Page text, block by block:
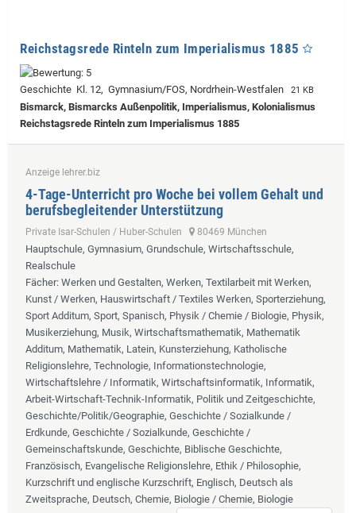
Reichstagsrede Rinteln zum Imperialismus 1885
Geschichte Kl. 12, Gymnasium/FOS, Nordrhein-Westfalen 21 KB
Bismarck, Bismarcks Außenpolitik, Imperialismus, Kolonialismus
Reichstagsrede Rinteln zum Imperialismus 1885
Anzeige lehrer.biz
4-Tage-Unterricht pro Woche bei vollem Gehalt und
berufsbegleitender Unterstützung
Private Isar-Schulen / Huber-Schulen 80469 München
Hauptschule, Gymnasium, Grundschule, Wirtschaftsschule,
Realschule
Fächer: Werken und Gestalten, Werken, Textilarbeit mit Werken,
Kunst / Werken, Hauswirtschaft / Textiles Werken, Sporterziehung,
Sport Additum, Sport, Spanisch, Physik / Chemie / Biologie, Physik,
Musikerziehung, Musik, Wirtschaftsmathematik, Mathematik
Additum, Mathematik, Latein, Kunsterziehung, Katholische
Religionslehre, Technologie, Informationstechnologie,
Wirtschaftslehre / Informatik, Wirtschaftsinformatik, Informatik,
Arbeit-Wirtschaft-Technik-Informatik, Politik und Zeitgeschichte,
Geschichte/Politik/Geographie, Geschichte / Sozialkunde /
Erdkunde, Geschichte / Sozialkunde, Geschichte /
Gemeinschaftskunde, Geschichte, Biblische Geschichte,
Französisch, Evangelische Religionslehre, Ethik / Philosophie,
Kurzschrift und englische Kurzschrift, Englisch, Deutsch als
Zweitsprache, Deutsch, Chemie, Biologie / Chemie, Biologie